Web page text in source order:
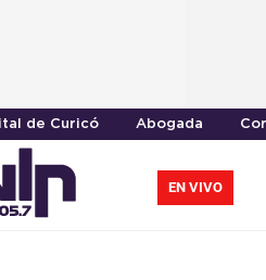
de Curicó Abogada
EN VIVO